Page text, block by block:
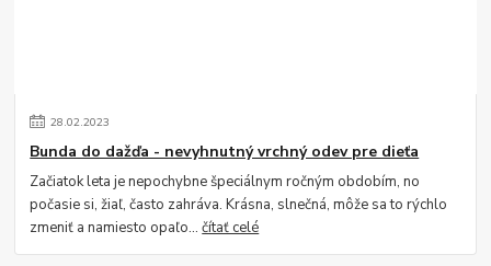
28.02.2023
Bunda do dažďa - nevyhnutný vrchný odev pre dieťa
Začiatok leta je nepochybne špeciálnym ročným obdobím, no
počasie si, žiaľ, často zahráva. Krásna, slnečná, môže sa to rýchlo
zmeniť a namiesto opaľo...čítať celé